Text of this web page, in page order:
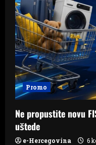
Promo
Ne propustite novu
uštede
e-Hercegovina 6